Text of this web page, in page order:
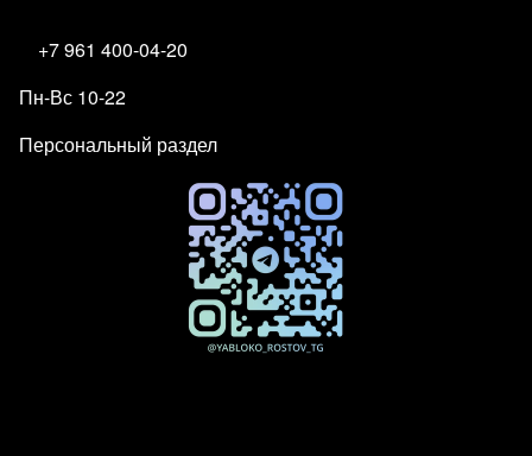
+7 961 400-04-20
Пн-Вс 10-22
Персональный раздел